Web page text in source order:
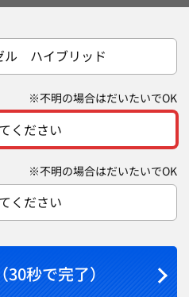
ル ハイブリッド
※不明の場合はだいたいでOK
ください
※不明の場合はだいたいでOK
ください
30秒で完了）